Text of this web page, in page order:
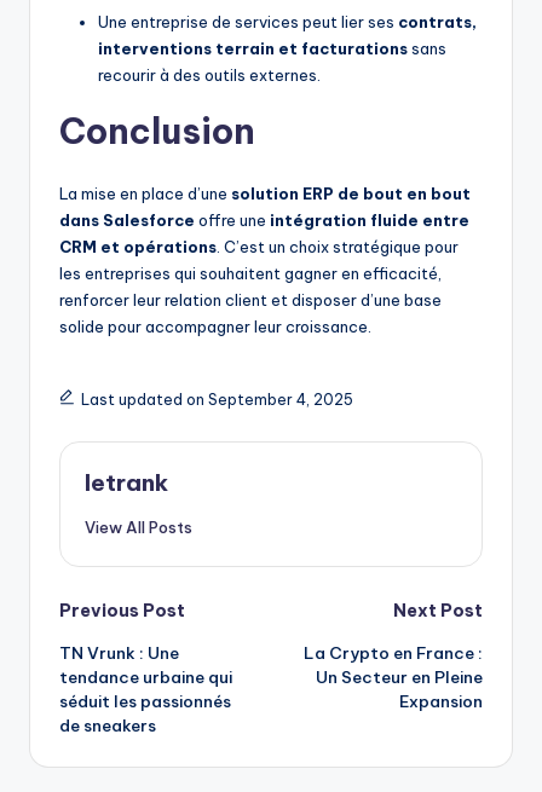
Une entreprise de services peut lier ses contrats,
interventions terrain et facturationssans
recourir à des outils externes.
Conclusion
La mise en place d’une solution ERP de bout en bout
dans Salesforce offre une intégration fluide entre
CRM et opérations . C’est un choix stratégique pour
les entreprises qui souhaitent gagner en efficacité,
renforcer leur relation client et disposer d’une base
solide pour accompagner leur croissance.
Last updated on September 4, 2025
letrank
View All Posts
Post
navigation
Previous Post
TN Vrunk : Une
tendance urbaine qui
séduit les passionnés
de sneakers
Next Post
La Crypto en France :
Un Secteur en Pleine
Expansion